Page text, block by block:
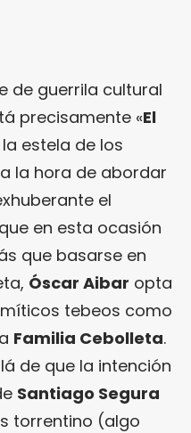
de guerrila cultural
precisamente «El
la estela de los
a la hora de abordar
el
en esta ocasión
que basarse en
Óscar Aibar opta
tebeos como
Familia Cebolleta.
de que la intención
Santiago Segura
torrentino (algo